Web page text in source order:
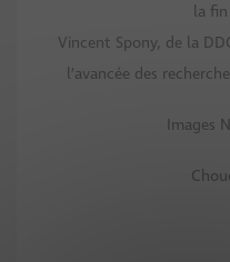
la
Vincent Spony, de la
l’avancée des
Images